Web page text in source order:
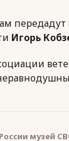
Игорь
музей